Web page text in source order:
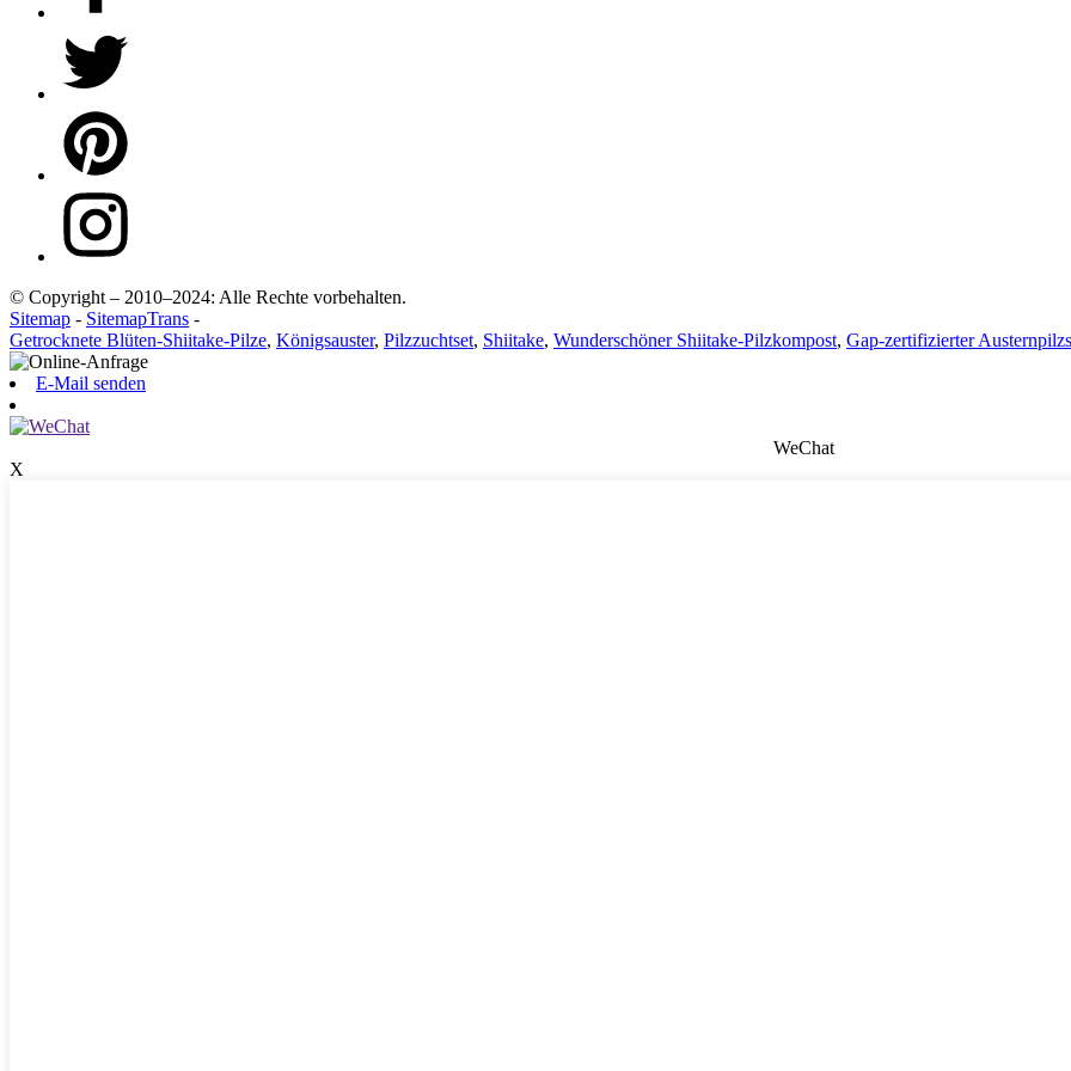
© Copyright – 2010–2024: Alle Rechte vorbehalten.
Sitemap - SitemapTrans -
Getrocknete Blüten-Shiitake-Pilze, Königsauster, Pilzzuchtset, Shiitake, Wunderschöner Shiitake-Pilzkompost, Gap-zertifizierter
E-Mail senden
WeChat
X